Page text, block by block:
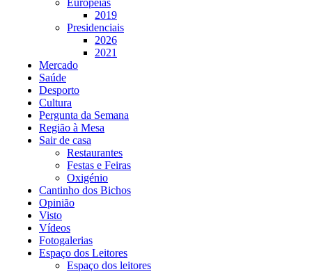
Europeias
2019
Presidenciais
2026
2021
Mercado
Saúde
Desporto
Cultura
Pergunta da Semana
Região à Mesa
Sair de casa
Restaurantes
Festas e Feiras
Oxigénio
Cantinho dos Bichos
Opinião
Visto
Vídeos
Fotogalerias
Espaço dos Leitores
Espaço dos leitores